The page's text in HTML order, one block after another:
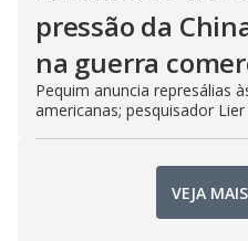
pressão da
na guerra
Pequim anuncia represálias
americanas; pesquisador
VEJA